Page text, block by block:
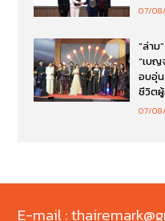
07/
“ล่า
“เบ
อบอุ่
ชีวิต
07/
E-mail :